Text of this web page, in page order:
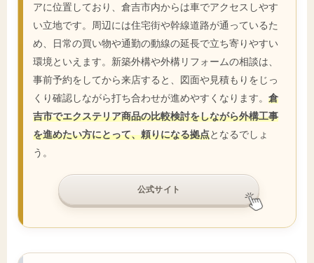
アに位置しており、倉吉市内からは車でアクセスしやす
い立地です。周辺には住宅街や幹線道路が通っているた
め、日常の買い物や通勤の動線の延長で立ち寄りやすい
環境といえます。新築外構や外構リフォームの相談は、
事前予約をしてから来店すると、図面や見積もりをじっ
くり確認しながら打ち合わせが進めやすくなります。 倉
吉市でエクステリア商品の比較検討をしながら外構工事
を進めたい方にとって、頼りになる拠点となるでしょ
う。
公式サイト